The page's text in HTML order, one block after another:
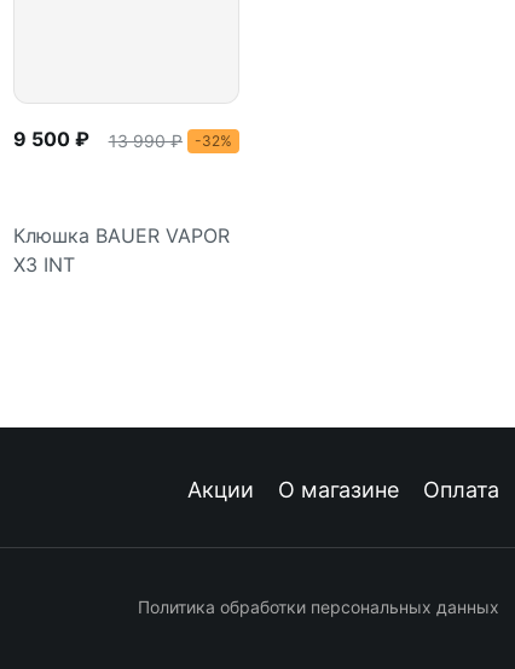
9 500 ₽ 13 990 ₽ -32%
Клюшка BAUER VAPOR
X3 INT
Акции О магазине Оплата
Политика обработки персональных данных